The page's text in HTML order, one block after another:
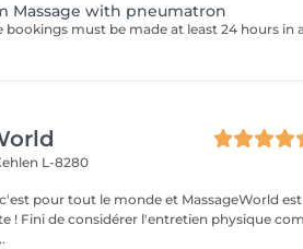
Massage with pneumatron
L-8280
pour tout le monde et MassageWorld est
comme